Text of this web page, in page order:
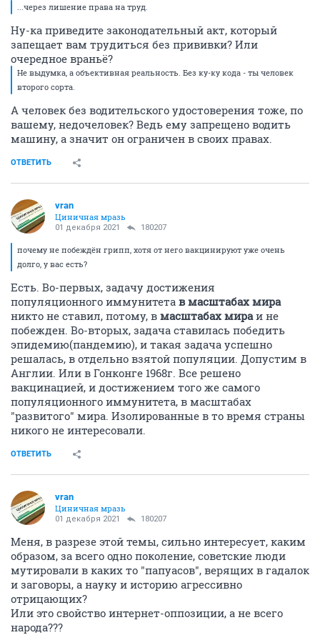
...через лишение права на труд.
Ну-ка приведите законодательный акт, который
запещает вам трудиться без прививки? Или
очередное враньё?
Не выдумка, а объективная реальность. Без ку-ку кода - ты человек
второго сорта.
А человек без водительского удостоверения тоже, по
вашему, недочеловек? Ведь ему запрещено водить
машину, а значит он ограничен в своих правах.
ОТВЕТИТЬ
vran
Циничная мразь
01 декабря 2021 180207
почему не побеждён грипп, хотя от него вакцинируют уже очень
долго, у вас есть?
Есть. Во-первых, задачу достижения
популяционного иммунитета в масштабах мира
никто не ставил, потому, в масштабах мираи не
побежден. Во-вторых, задача ставилась победить
эпидемию(пандемию), и такая задача успешно
решалась, в отдельно взятой популяции. Допустим в
Англии. Или в Гонконге 1968г. Все решено
вакцинацией, и достижением того же самого
популяционного иммунитета, в масштабах
"развитого" мира. Изолированные в то время страны
никого не интересовали.
ОТВЕТИТЬ
vran
Циничная мразь
01 декабря 2021 180207
Меня, в разрезе этой темы, сильно интересует, каким
образом, за всего одно поколение, советские люди
мутировали в каких то "папуасов", верящих в гадалок
и заговоры, а науку и историю агрессивно
отрицающих?
Или это свойство интернет-оппозиции, а не всего
народа???